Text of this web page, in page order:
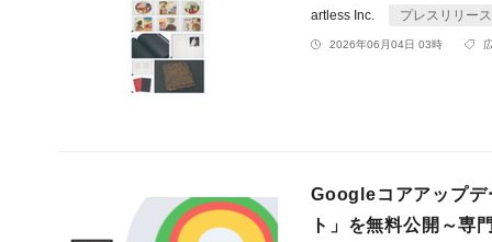
artless Inc. プレスリリース
2026年06月04日 03時
Googleコアアップデ
ト」を無料公開～専